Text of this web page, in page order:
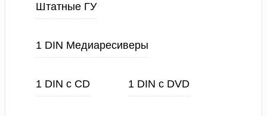
Штатные ГУ
1 DIN Медиаресиверы
1 DIN с CD 1 DIN с DVD